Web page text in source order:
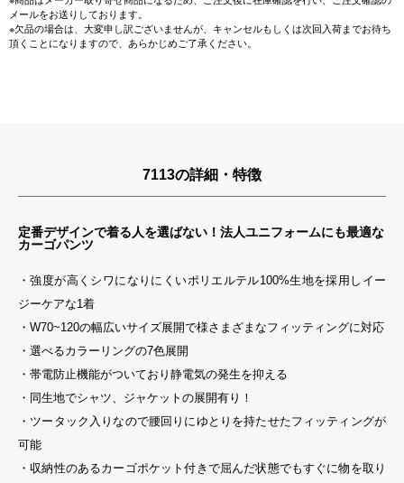
メールをお送りしております。
※欠品の場合は、大変申し訳ございませんが、キャンセルもしくは次回入荷までお待ち
頂くことになりますので、あらかじめご了承ください。
7113の詳細・特徴
定番デザインで着る人を選ばない！法人ユニフォームにも最適な
カーゴパンツ
・強度が高くシワになりにくいポリエルテル100%生地を採用しイー
ジーケアな1着
・W70~120の幅広いサイズ展開で様さまざまなフィッティングに対応
・選べるカラーリングの7色展開
・帯電防止機能がついており静電気の発生を抑える
・同生地でシャツ、ジャケットの展開有り！
・ツータック入りなので腰回りにゆとりを持たせたフィッティングが
可能
・収納性のあるカーゴポケット付きで屈んだ状態でもすぐに物を取り